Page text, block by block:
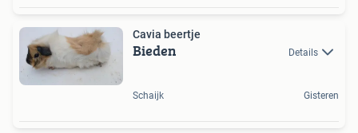
Cavia beertje
Bieden Details
Schaijk Gisteren